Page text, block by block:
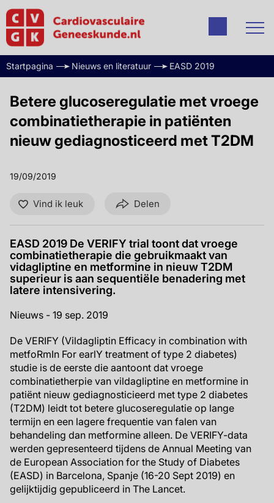
Startpagina Nieuws en literatuur EASD 2019
Betere glucoseregulatie met vroege
combinatietherapie in patiënten
nieuw gediagnosticeerd met T2DM
19/09/2019
Vind ik leuk Delen
EASD 2019 De VERIFY trial toont dat vroege
combinatietherapie die gebruikmaakt van
vidagliptine en metformine in nieuw T2DM
superieur is aan sequentiële benadering met
latere intensivering.
Nieuws - 19 sep. 2019
De VERIFY (Vildagliptin Efficacy in combination with
metfoRmIn For earlY treatment of type 2 diabetes)
studie is de eerste die aantoont dat vroege
combinatietherpie van vildagliptine en metformine in
patiënt nieuw gediagnosticieerd met type 2 diabetes
(T2DM) leidt tot betere glucoseregulatie op lange
termijn en een lagere frequentie van falen van
behandeling dan metformine alleen. De VERIFY-data
werden gepresenteerd tijdens de Annual Meeting van
de European Association for the Study of Diabetes
(EASD) in Barcelona, Spanje (16-20 Sept 2019) en
gelijktijdig gepubliceerd in The Lancet.